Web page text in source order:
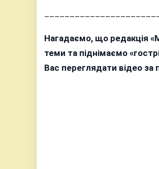
Нагадаємо, що редакція
теми та піднімаємо
Вас переглядати відео за